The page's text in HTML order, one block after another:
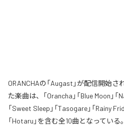
ORANCHAの「Augast」が配信開始
た楽曲は、「Orancha」「Blue Moon」「
「Sweet Sleep」「Tasogare」「Rainy
「Hotaru」を含む全10曲となっている。